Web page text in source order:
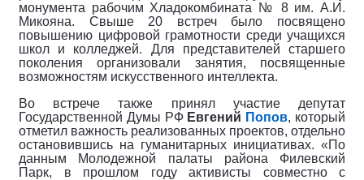
монумента рабочим Хладокомбината № 8 им. А.И.
Микояна. Свыше 20 встреч было посвящено
повышению цифровой грамотности среди учащихся
школ и колледжей. Для представителей старшего
поколения организовали занятия, посвященные
возможностям искусственного интеллекта.
Во встрече также принял участие депутат
Государственной Думы РФ Евгений Попов, который
отметил важность реализованных проектов, отдельно
остановившись на гуманитарных инициативах. «По
данным Молодежной палаты района Филевский
Парк, в прошлом году активисты совместно с